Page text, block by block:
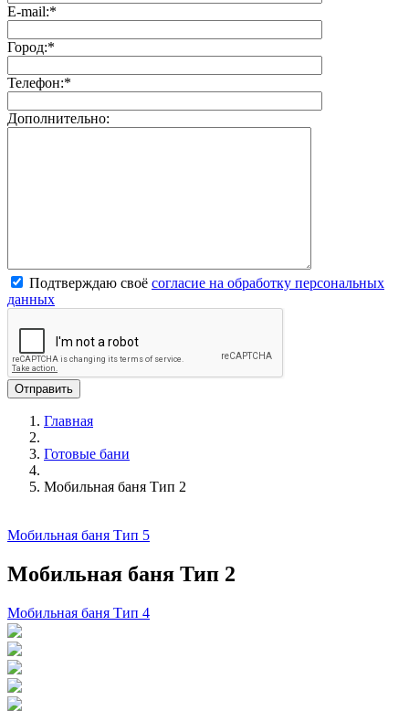
E-mail:*
Город:*
Телефон:*
Дополнительно:
Подтверждаю своё согласие на обработку персональных
данных
Главная
Готовые бани
Мобильная баня Тип 2
Мобильная баня Тип 5
Мобильная баня Тип 2
Мобильная баня Тип 4